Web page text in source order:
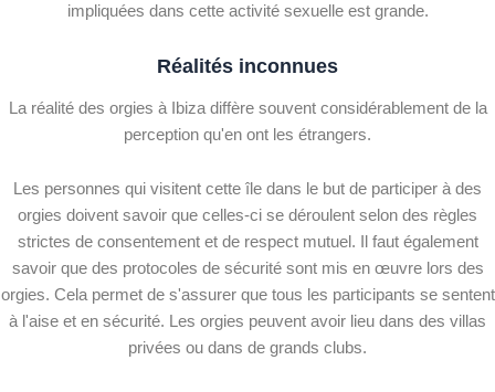
impliquées dans cette activité sexuelle est grande.
Réalités inconnues
La réalité des orgies à Ibiza diffère souvent considérablement de la
perception qu'en ont les étrangers.
Les personnes qui visitent cette île dans le but de participer à des
orgies doivent savoir que celles-ci se déroulent selon des règles
strictes de consentement et de respect mutuel. Il faut également
savoir que des protocoles de sécurité sont mis en œuvre lors des
orgies. Cela permet de s'assurer que tous les participants se sentent
à l'aise et en sécurité. Les orgies peuvent avoir lieu dans des villas
privées ou dans de grands clubs.